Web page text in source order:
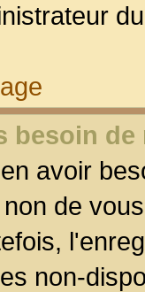
besoin
avoir
de
non-